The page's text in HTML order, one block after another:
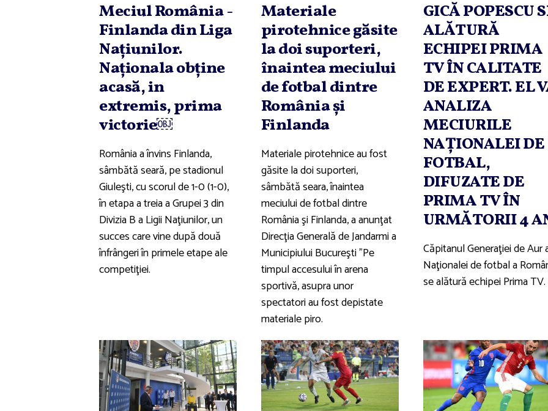
Meciul România -
Finlanda din Liga
Naţiunilor.
Naţionala obţine
acasă, in
extremis, prima
victorie￼
România a învins Finlanda,
sâmbătă seară, pe stadionul
Giuleşti, cu scorul de 1-0 (1-0),
în etapa a treia a Grupei 3 din
Divizia B a Ligii Naţiunilor, un
succes care vine după două
înfrângeri în primele etape ale
competiţiei.
Materiale
pirotehnice găsite
la doi suporteri,
înaintea meciului
de fotbal dintre
România şi
Finlanda
Materiale pirotehnice au fost
găsite la doi suporteri,
sâmbătă seara, înaintea
meciului de fotbal dintre
România şi Finlanda, a anunţat
Direcţia Generală de Jandarmi a
Municipiului Bucureşti "Pe
timpul accesului în arena
sportivă, asupra unor
spectatori au fost depistate
materiale piro.
GICĂ POPESCU
ALĂTURĂ
ECHIPEI PRIMA
TV ÎN CALITATE
DE EXPERT. EL
ANALIZA
MECIURILE
NAŢIONALEI DE
FOTBAL,
DIFUZATE DE
PRIMA TV ÎN
URMĂTORII 4
Căpitanul Generaţiei de Aur
Naţionalei de fotbal a
se alătură echipei Prima TV.